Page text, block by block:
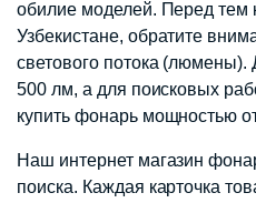
обилие моделей. Перед тем
Узбекистане, обратите
светового потока (люмены).
500 лм, а для поисковых
купить фонарь мощностью
Наш интернет магазин
поиска. Каждая карточка